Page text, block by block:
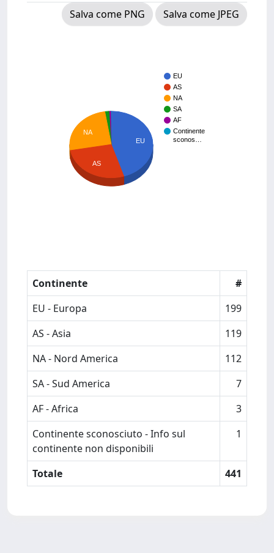
Salva come PNG
Salva come JPEG
EU
AS
NA
SA
AF
Continente
sconos…
EU
NA
AS
Continente
#
EU - Europa
199
AS - Asia
119
NA - Nord America
112
SA - Sud America
7
AF - Africa
3
Continente sconosciuto - Info sul
continente non disponibili
1
Totale 441